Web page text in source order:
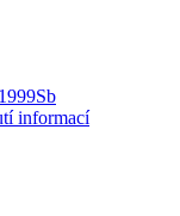
informací